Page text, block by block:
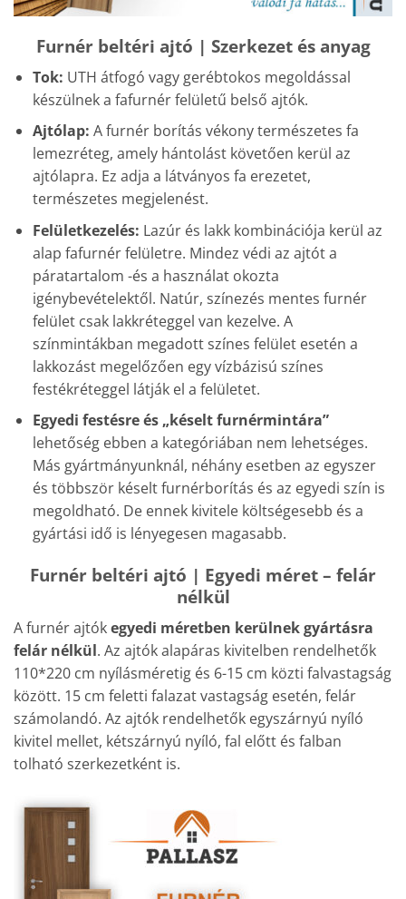
Furnér beltéri ajtó | Szerkezet és anyag
Tok: UTH átfogó vagy gerébtokos megoldással
készülnek a fafurnér felületű belső ajtók.
Ajtólap: A furnér borítás vékony természetes fa
lemezréteg, amely hántolást követően kerül az
ajtólapra. Ez adja a látványos fa erezetet,
természetes megjelenést.
Felületkezelés: Lazúr és lakk kombinációja kerül az
alap fafurnér felületre. Mindez védi az ajtót a
páratartalom -és a használat okozta
igénybevételektől. Natúr, színezés mentes furnér
felület csak lakkréteggel van kezelve. A
színmintákban megadott színes felület esetén a
lakkozást megelőzően egy vízbázisú színes
festékréteggel látják el a felületet.
Egyedi festésreés „késelt furnérmintára”
lehetőség ebben a kategóriában nem lehetséges.
Más gyártmányunknál, néhány esetben az egyszer
és többször késelt furnérborítás és az egyedi szín is
megoldható. De ennek kivitele költségesebb és a
gyártási idő is lényegesen magasabb.
Furnér beltéri ajtó | Egyedi méret – felár
nélkül
A furnér ajtókegyedi méretben kerülnek gyártásra
felár nélkül. Az ajtók alapáras kivitelben rendelhetők
110*220 cm nyílásméretig és 6-15 cm közti falvastagság
között. 15 cm feletti falazat vastagság esetén, felár
számolandó. Az ajtók rendelhetők egyszárnyú nyíló
kivitel mellet, kétszárnyú nyíló, fal előtt és falban
tolható szerkezetként is.